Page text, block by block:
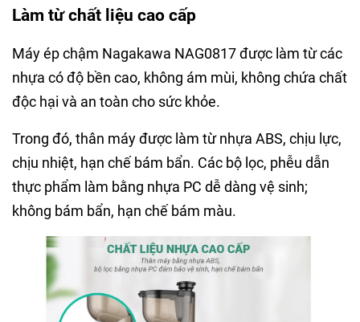
Làm từ chất liệu cao cấp
Máy ép chậm Nagakawa NAG0817 được làm từ các
nhựa có độ bền cao, không ám mùi, không chứa chất
độc hại và an toàn cho sức khỏe.
Trong đó, thân máy được làm từ nhựa ABS, chịu lực,
chịu nhiệt, hạn chế bám bẩn. Các bộ lọc, phễu dẫn
thực phẩm làm bằng nhựa PC dễ dàng vệ sinh;
không bám bẩn, hạn chế bám màu.